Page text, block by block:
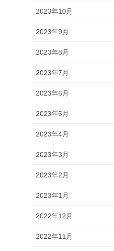
2023年10月
2023年9月
2023年8月
2023年7月
2023年6月
2023年5月
2023年4月
2023年3月
2023年2月
2023年1月
2022年12月
2022年11月